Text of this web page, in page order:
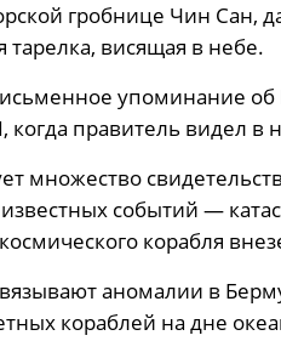
гробнице Чин Сан,
висящая в небе.
упоминание об
когда правитель видел
множество
событий —
корабля
аномалии в
кораблей на дне